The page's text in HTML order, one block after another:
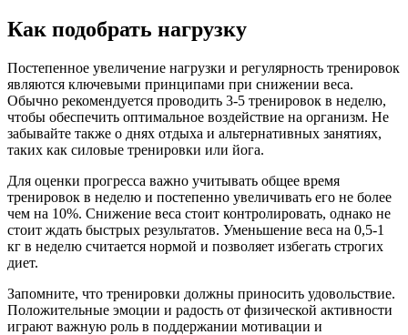
Как подобрать нагрузку
Постепенное увеличение нагрузки и регулярность тренировок
являются ключевыми принципами при снижении веса.
Обычно рекомендуется проводить 3-5 тренировок в неделю,
чтобы обеспечить оптимальное воздействие на организм. Не
забывайте также о днях отдыха и альтернативных занятиях,
таких как силовые тренировки или йога.
Для оценки прогресса важно учитывать общее время
тренировок в неделю и постепенно увеличивать его не более
чем на 10%. Снижение веса стоит контролировать, однако не
стоит ждать быстрых результатов. Уменьшение веса на 0,5-1
кг в неделю считается нормой и позволяет избегать строгих
диет.
Запомните, что тренировки должны приносить удовольствие.
Положительные эмоции и радость от физической активности
играют важную роль в поддержании мотивации и